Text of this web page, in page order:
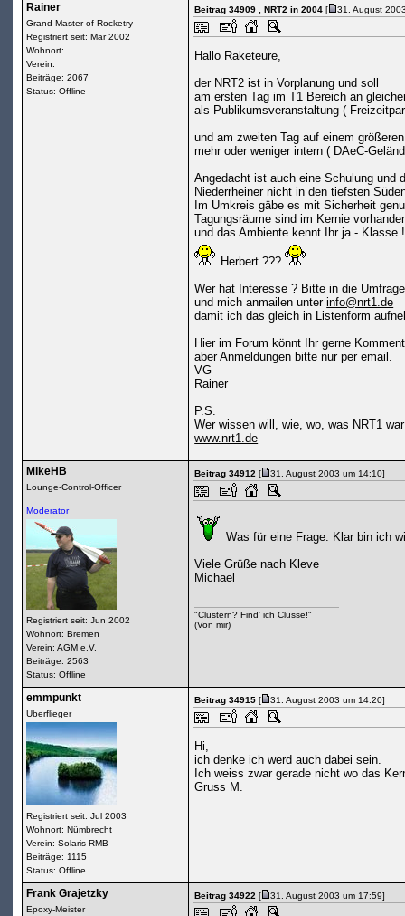
Rainer
Grand Master of Rocketry
Registriert seit: Mär 2002
Wohnort:
Verein:
Beiträge: 2067
Status: Offline
Beitrag 34909 , NRT2 in 2004[ 31. August
Hallo Raketeure,
der NRT2 ist in Vorplanung und soll
am ersten Tag im T1 Bereich an
als Publikumsveranstaltung (
und am zweiten Tag auf einem
mehr oder weniger intern ( DAeC-
Angedacht ist auch eine Schulung und
Niederrheiner nicht in den tiefsten
Im Umkreis gäbe es mit Sicherheit
Tagungsräume sind im Kernie
und das Ambiente kennt Ihr ja - Klasse !
Herbert ???
Wer hat Interesse ? Bitte in die
und mich anmailen unterinfo@nrt1.de
damit ich das gleich in Listenform
Hier im Forum könnt Ihr gerne
aber Anmeldungen bitte nur per email.
VG
Rainer
P.S.
Wer wissen will, wie, wo, was NRT1
www.nrt1.de
MikeHB
Lounge-Control-Officer
Moderator
Registriert seit: Jun 2002
Wohnort: Bremen
Verein: AGM e.V.
Beiträge: 2563
Status: Offline
Beitrag 34912[ 31. August 2003 um 14:10]
Was für eine Frage: Klar bin ich
Viele Grüße nach Kleve
Michael
"Clustern? Find' ich Clusse!"
(Von mir)
emmpunkt
Überflieger
Registriert seit: Jul 2003
Wohnort: Nümbrecht
Verein: Solaris-RMB
Beiträge: 1115
Status: Offline
Beitrag 34915[ 31. August 2003 um 14:20]
Hi,
ich denke ich werd auch dabei sein.
Ich weiss zwar gerade nicht wo das
Gruss M.
Frank Grajetzky
Epoxy-Meister
Beitrag 34922[ 31. August 2003 um 17:59]